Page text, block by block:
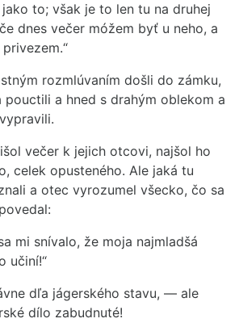
jako to; však je to len tu na druhej
dnes večer móžem byť u neho, a
rozmlúvaním došli do zámku,
pouctili a hned s drahým oblekom a
večer k jejich otcovi, najšol ho
celek opusteného. Ale jaká tu
a otec vyrozumel všecko, čo sa
mi snívalo, že moja najmladšá
učiní!“
dľa jágerského stavu, — ale
dílo zabudnuté!